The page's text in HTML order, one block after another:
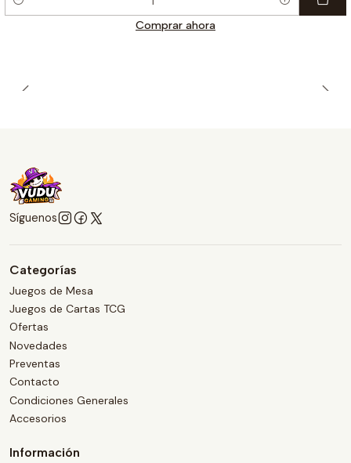
Cantidad
Comprar ahora
Síguenos
Categorías
Juegos de Mesa
Juegos de Cartas TCG
Ofertas
Novedades
Preventas
Contacto
Condiciones Generales
Accesorios
Información